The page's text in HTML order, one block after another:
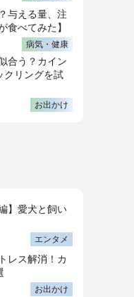
与える量、注
食べてみた】
病気・健康
合う？カイン
クリングを試
お出かけ
】愛犬と飼い
エンタメ
レス解消！カ
お出かけ